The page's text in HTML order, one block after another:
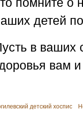
детей
в ваших
вам
детский хоспис